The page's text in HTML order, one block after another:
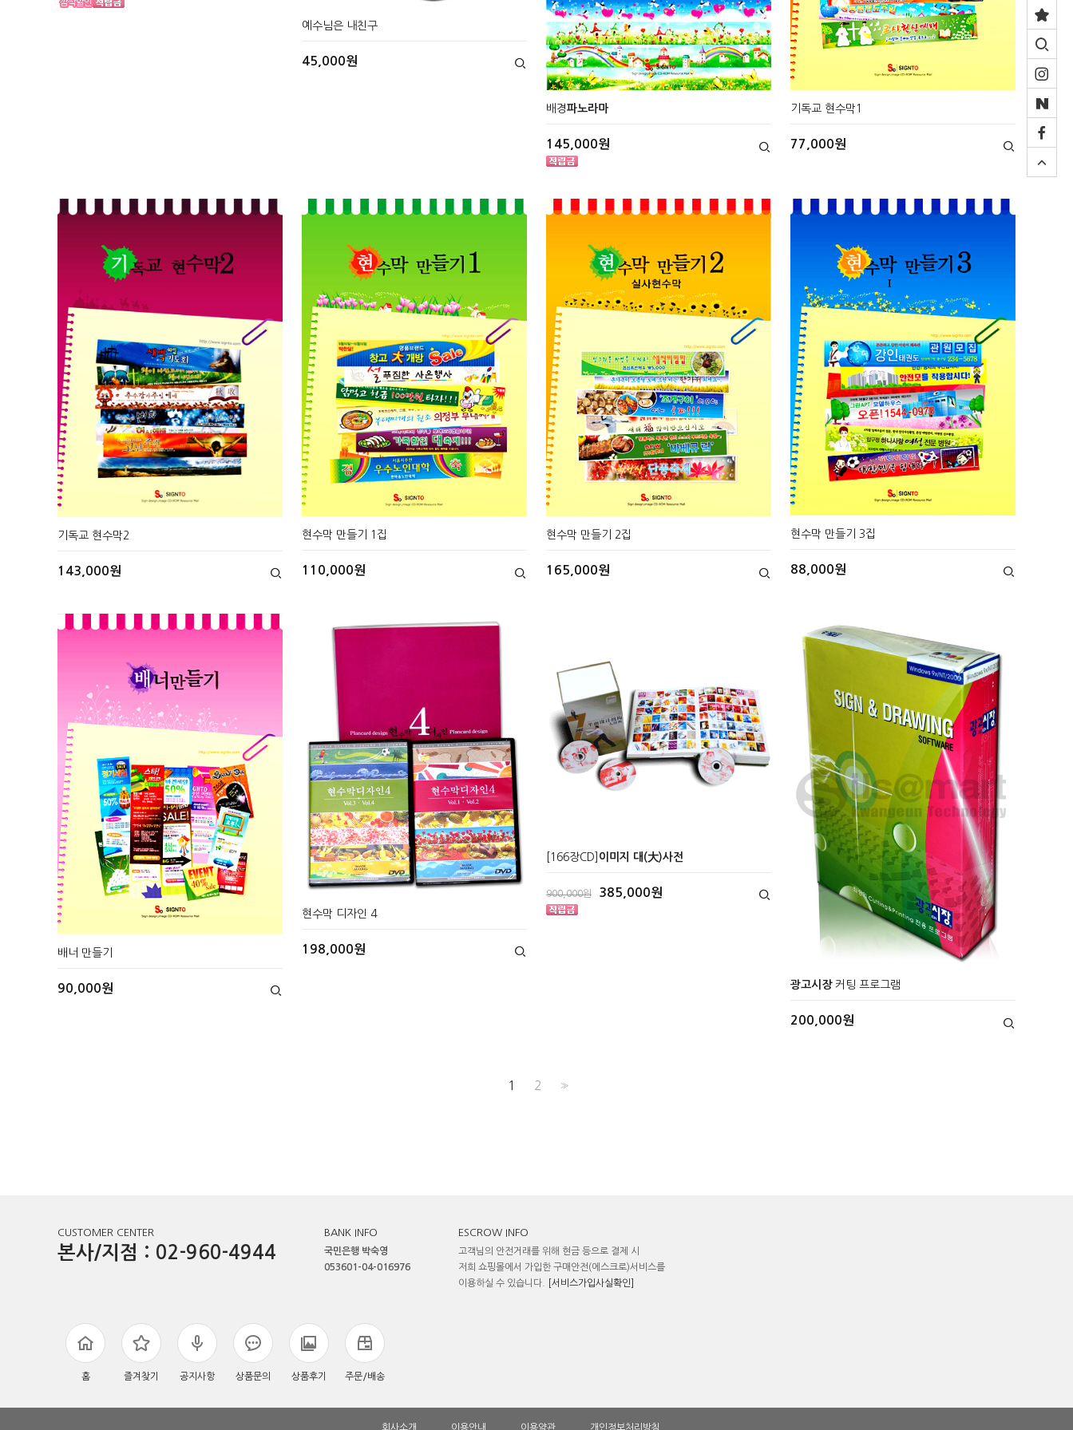
예수님은 내친구
45,000원
배경파노라마
145,000원
기독교 현수막1
77,000원
기독교 현수막2
143,000원
현수막 만들기 1집
110,000원
현수막 만들기 2집
165,000원
현수막 만들기 3집
88,000원
배너 만들기
90,000원
현수막 디자인 4
198,000원
[166장CD] 이미지 대(大)사전
900,000원 385,000원
광고시장커팅 프로그램
200,000원
1 2 >>
CUSTOMER CENTER
본사/지점 : 02-960-4944
BANK INFO
국민은행 박숙영
053601-04-016976
ESCROW INFO
고객님의 안전거래를 위해 현금 등으로 결제 시
저희 쇼핑몰에서 가입한 구매안전(에스크로)서비스를
이용하실 수 있습니다.
[서비스가입사실확인]
홈 즐겨찾기 공지사항 상품문의 상품후기 주문/배송
회사소개 이용안내 이용약관 개인정보처리방침